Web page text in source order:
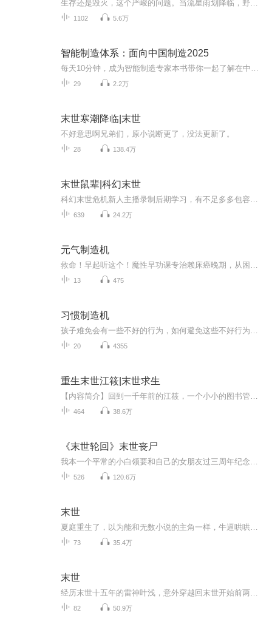
1102 5.6万
智能制造体系：面向中国制造2025
29 2.2万
末世寒潮降临|末世
不好意思啊兄弟们，原小说断更了，没法更新了。
28 138.4万
末世鼠辈|科幻末世
639 24.2万
元气制造机
13 475
习惯制造机
20 4355
重生末世江筱|末世求生
464 38.6万
《末世轮回》末世丧尸
526 120.6万
末世
73 35.4万
末世
82 50.9万